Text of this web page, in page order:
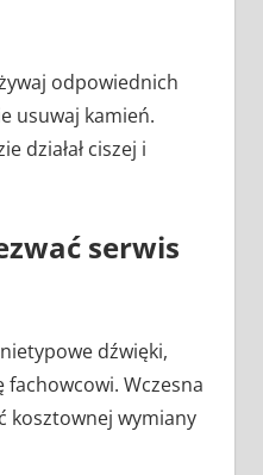
odpowiednich
usuwaj kamień.
działał ciszej i
serwis
dźwięki,
Wczesna
kosztownej wymiany